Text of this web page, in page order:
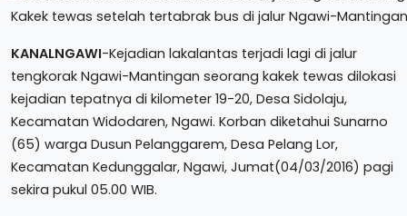
Kakek tewas setelah tertabrak bus di jalur Ngawi-Mantingan
KANALNGAWI-Kejadian lakalantas terjadi lagi di jalur
tengkorak Ngawi-Mantingan seorang kakek tewas dilokasi
kejadian tepatnya di kilometer 19-20, Desa Sidolaju,
Kecamatan Widodaren, Ngawi. Korban diketahui Sunarno
(65) warga Dusun Pelanggarem, Desa Pelang Lor,
Kecamatan Kedunggalar, Ngawi, Jumat(04/03/2016) pagi
sekira pukul 05.00 WIB.